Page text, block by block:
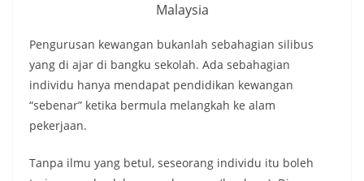
Malaysia
Pengurusan kewangan bukanlah sebahagian silibus
yang di ajar di bangku sekolah. Ada sebahagian
individu hanya mendapat pendidikan kewangan
“sebenar” ketika bermula melangkah ke alam
pekerjaan.
Tanpa ilmu yang betul, seseorang individu itu boleh